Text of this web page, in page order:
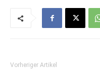
Vorheriger Artikel